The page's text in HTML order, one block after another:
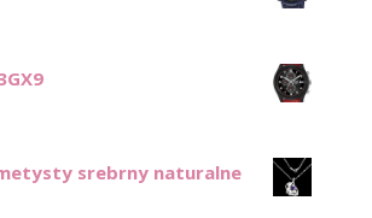
srebrny naturalne